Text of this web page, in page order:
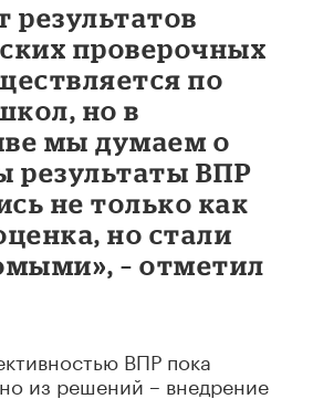
результатов
проверочных
по
но в
мы думаем о
результаты ВПР
не только как
но стали
– отметил
ВПР пока
из решений – внедрение